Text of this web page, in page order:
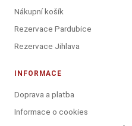
Nákupní košík
Rezervace Pardubice
Rezervace Jihlava
INFORMACE
Doprava a platba
Informace o cookies